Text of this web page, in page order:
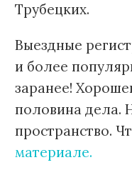
Трубецких.
Выездные
и более
заранее!
половина дела.
пространство.
материале.